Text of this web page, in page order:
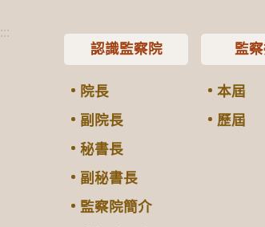
:::
認識監察院
院長
副院長
秘書長
副秘書長
監察院簡介
監
本屆
歷屆